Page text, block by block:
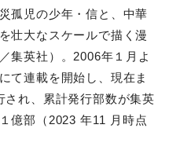
孤児の少年・信と、中華
壮大なスケールで描く漫
集英社）。 2006年１月よ
て連載を開始し、現在ま
され、累計発行部数が集英
億部（ 2023 年11 月時点